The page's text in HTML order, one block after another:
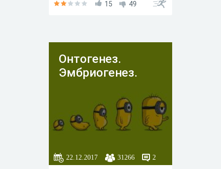
15 49
Онтогенез.
Эмбриогенез.
22.12.2017 31266 2